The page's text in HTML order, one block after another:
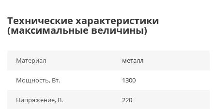
Технические характеристики
(максимальные величины)
Материал металл
Мощность, Вт. 1300
Напряжение, В. 220